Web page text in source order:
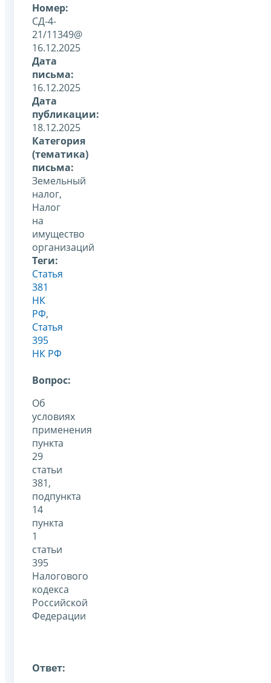
Номер:
СД-4-
21/11349@
16.12.2025
Дата
письма:
16.12.2025
Дата
публикации:
18.12.2025
Категория
(тематика)
письма:
Земельный
налог,
Налог
на
имущество
организаций
Теги:
Статья
381
НК
РФ,
Статья
395
НК РФ
Вопрос:
Об
условиях
применения
пункта
29
статьи
381,
подпункта
14
пункта
1
статьи
395
Налогового
кодекса
Российской
Федерации
Ответ: